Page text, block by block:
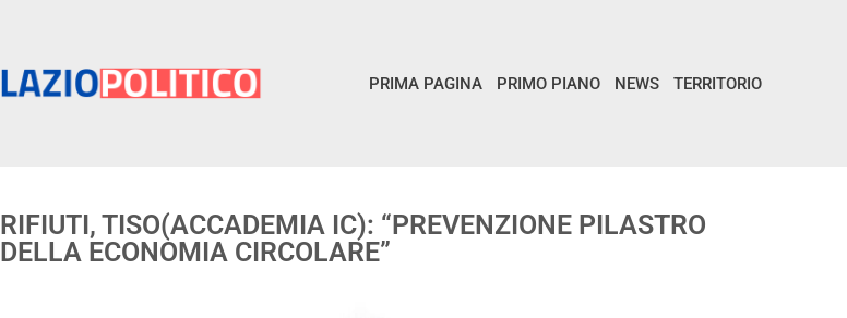
PRIMA PAGINA PRIMO PIANO NEWS TERRITORIO
RIFIUTI, TISO(ACCADEMIA IC): “PREVENZIONE PILASTRO
DELLA ECONOMIA CIRCOLARE”